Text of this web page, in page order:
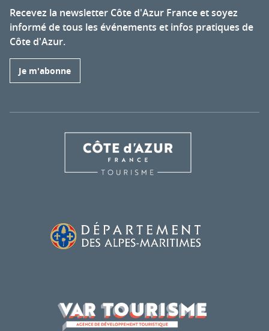
Recevez la newsletter Côte d'Azur France et soyez
informé de tous les événements et infos pratiques de
Côte d'Azur.
Je m'abonne